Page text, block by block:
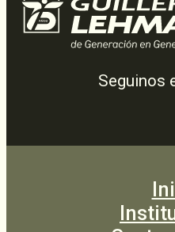
Seguinos